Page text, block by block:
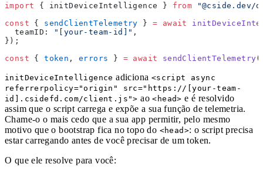
import { initDeviceIntelligence } from
const { sendClientTelemetry } = await
  teamID:
"[your-team-id]" ,
});
const { token , errors } = await sendClientTelemetry
initDeviceIntelligence adiciona <script async
referrerpolicy="origin" src="https://[your-team-
id].csidefd.com/client.js"> ao<head> e é resolvido
assim que o script carrega e expõe a sua função de telemetria.
Chame-o o mais cedo que a sua app permitir, pelo mesmo
motivo que o bootstrap fica no topo do <head>: o script precisa
estar carregando antes de você precisar de um token.
O que ele resolve para você: